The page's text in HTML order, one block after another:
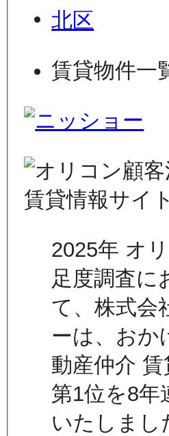
北区
賃貸物件一
2025年 オ
足度調査に
て、株式会
ーは、おか
動産仲介
第1位を8年
いたしまし